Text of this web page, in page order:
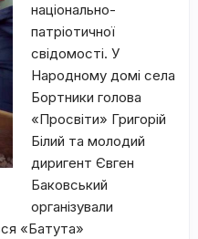
національно-
патріотичної
свідомості. У
Народному домі села
Бортники голова
«Просвіти» Григорій
Білий та молодий
диригент Євген
Баковський
організували
«Батута»